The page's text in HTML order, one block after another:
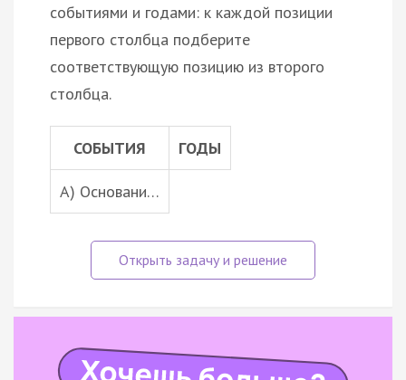
событиями и годами: к каждой позиции
первого столбца подберите
соответствующую позицию из второго
столбца.
СОБЫТИЯ ГОДЫ
А) Основани…